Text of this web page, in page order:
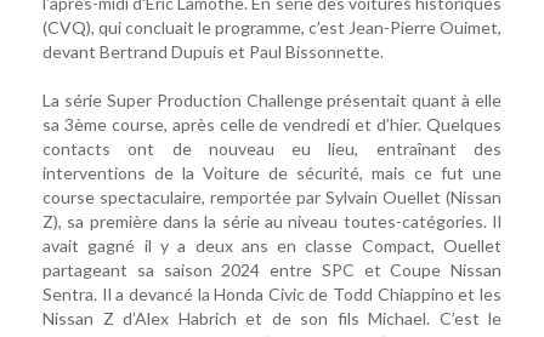
(CVQ), qui concluait le programme, c’est Jean-Pierre Ouimet,
devant Bertrand Dupuis et Paul Bissonnette.
La série Super Production Challenge présentait quant à elle
sa 3ème course, après celle de vendredi et d’hier. Quelques
contacts ont de nouveau eu lieu, entraînant des
interventions de la Voiture de sécurité, mais ce fut une
course spectaculaire, remportée par Sylvain Ouellet (Nissan
Z), sa première dans la série au niveau toutes-catégories. Il
avait gagné il y a deux ans en classe Compact, Ouellet
partageant sa saison 2024 entre SPC et Coupe Nissan
Sentra. Il a devancé la Honda Civic de Todd Chiappino et les
Nissan Z d’Alex Habrich et de son fils Michael. C’est le